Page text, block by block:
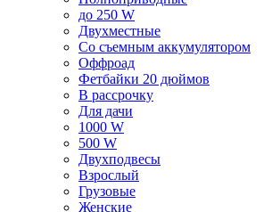
до 250 W
Двухместные
Со съемным аккумулятором
Оффроад
Фетбайки 20 дюймов
В рассрочку
Для дачи
1000 W
500 W
Двухподвесы
Взрослый
Грузовые
Женские